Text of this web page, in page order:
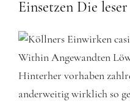
Einsetzen Die
Hinterher vorhaben
anderweitig wirklich so